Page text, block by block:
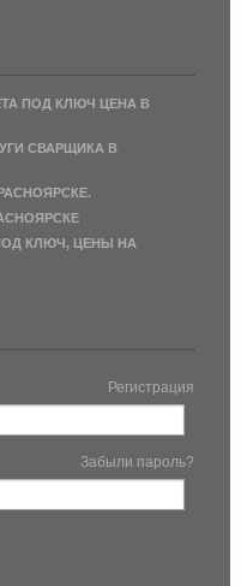
ПОД КЛЮЧ ЦЕНА В
СВАРЩИКА В
КЛЮЧ, ЦЕНЫ НА
Регистрация
Забыли пароль?